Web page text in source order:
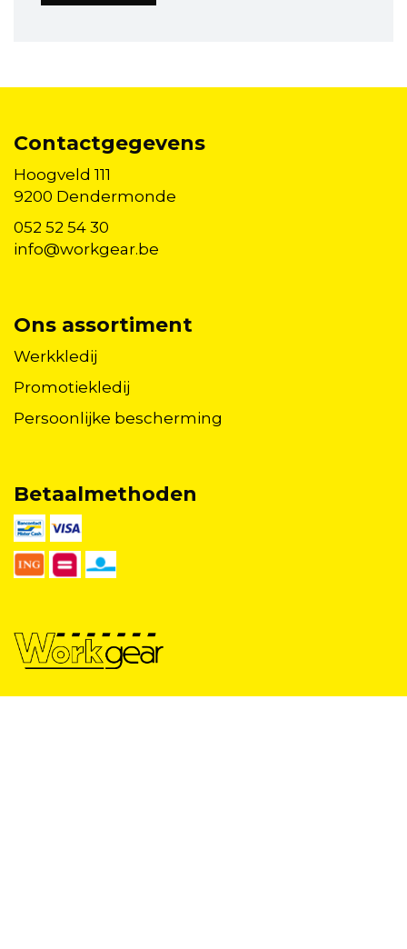
Contactgegevens
Hoogveld 111
9200 Dendermonde
052 52 54 30
info@workgear.be
Ons assortiment
Werkkledij
Promotiekledij
Persoonlijke bescherming
Betaalmethoden